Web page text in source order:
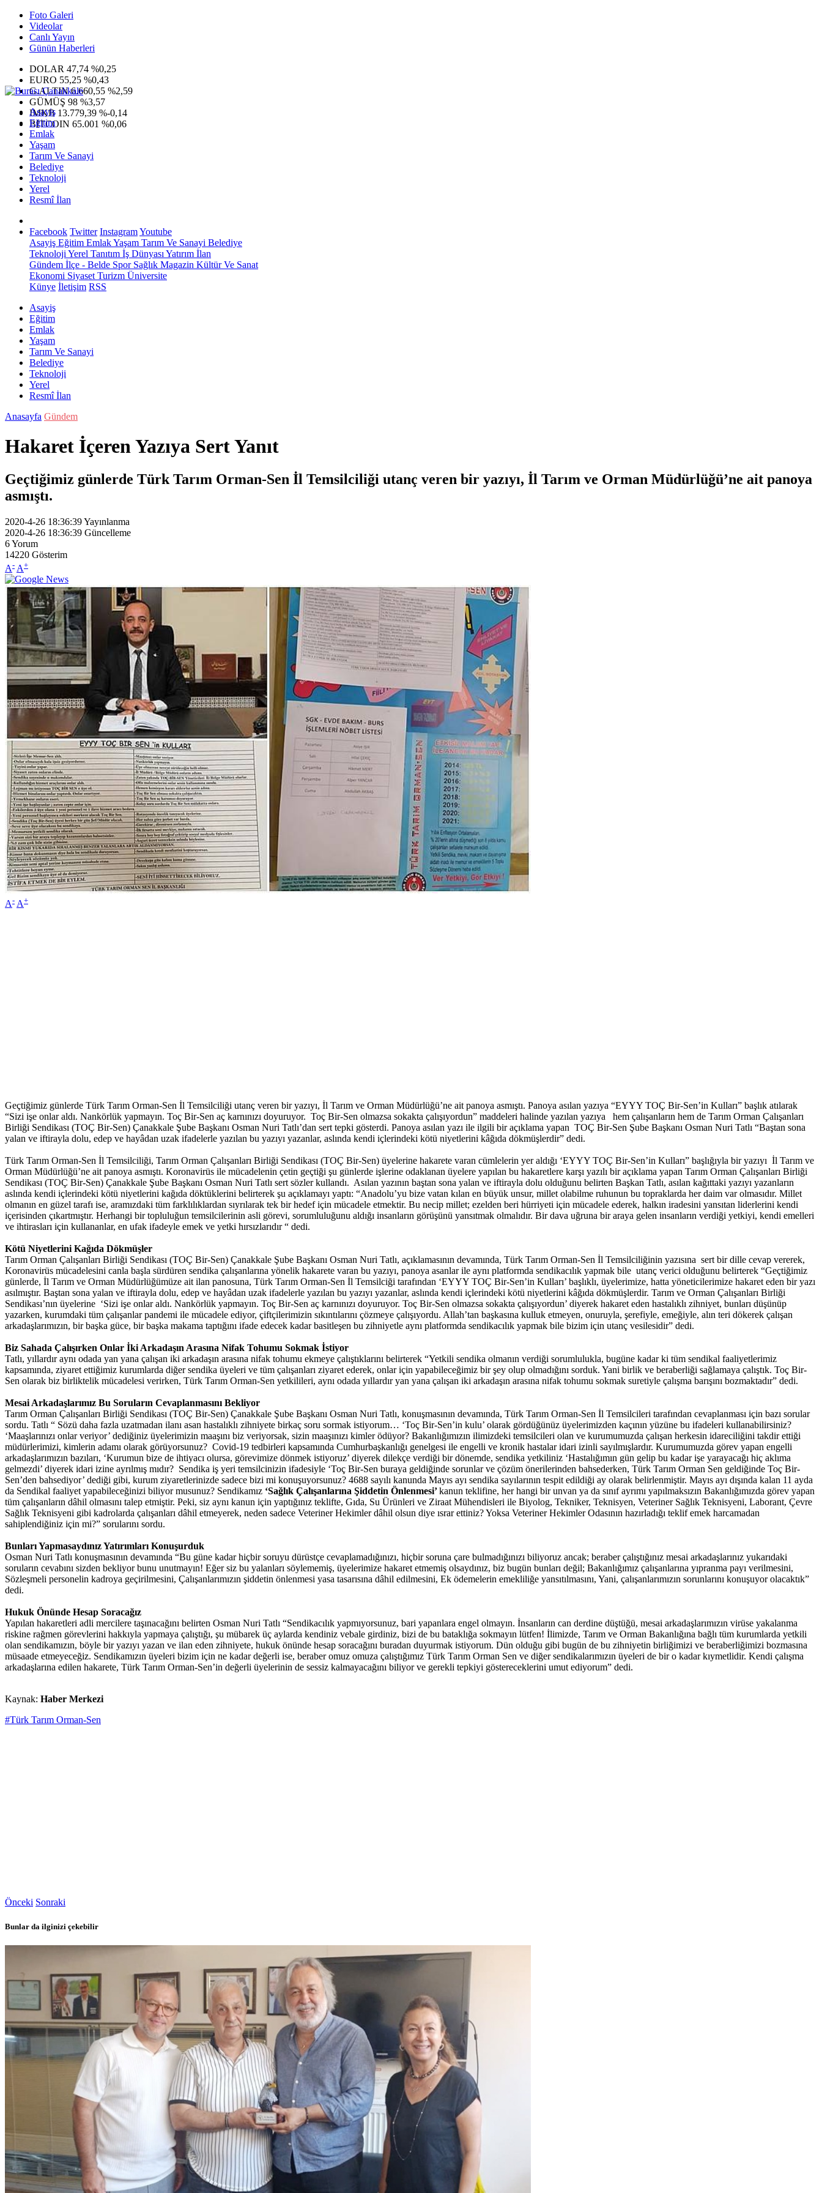
Foto Galeri
Videolar
Canlı Yayın
Günün Haberleri
DOLAR 47,74 %0,25
EURO 55,25 %0,43
G.ALTIN6.660,55 %2,59
GÜMÜŞ 98 %3,57
IMKB 13.779,39 %-0,14
BITCOIN 65.001 %0,06
Asayiş
Eğitim
Emlak
Yaşam
Tarım Ve Sanayi
Belediye
Teknoloji
Yerel
Resmî İlan
Facebook Twitter InstagramYoutube
Asayiş Eğitim EmlakYaşam Tarım Ve Sanayi Belediye
Teknoloji Yerel Tanıtım İş Dünyası Yatırım İlan
Gündem İlçe - Belde SporSağlık Magazin Kültür Ve Sanat
Ekonomi Siyaset Turizm Üniversite
Künye İletişim RSS
Asayiş
Eğitim
Emlak
Yaşam
Tarım Ve Sanayi
Belediye
Teknoloji
Yerel
Resmî İlan
Anasayfa Gündem
Hakaret İçeren Yazıya Sert Yanıt
Geçtiğimiz günlerde Türk Tarım Orman-Sen İl Temsilciliği utanç veren bir yazıyı, İl Tarım ve Orman Müdürlüğü’ne ait panoya
asmıştı.
2020-4-26 18:36:39Yayınlanma
2020-4-26 18:36:39 Güncelleme
6Yorum
14220 Gösterim
A- A+
A- A+
Geçtiğimiz günlerde Türk Tarım Orman-Sen İl Temsilciliği utanç veren bir yazıyı, İl Tarım ve Orman Müdürlüğü’ne ait panoya asmıştı. Panoya asılan yazıya “EYYY TOÇ Bir-Sen’in Kulları” başlık atılarak
“Sizi işe onlar aldı. Nankörlük yapmayın. Toç Bir-Sen aç karnınızı doyuruyor. Toç Bir-Sen olmazsa sokakta çalışıyordun” maddeleri halinde yazılan yazıya hem çalışanların hem de Tarım Orman Çalışanları
Birliği Sendikası (TOÇ Bir-Sen) Çanakkale Şube Başkanı Osman Nuri Tatlı’dan sert tepki gösterdi. Panoya asılan yazı ile ilgili bir açıklama yapan TOÇ Bir-Sen Şube Başkanı Osman Nuri Tatlı “Baştan sona
yalan ve iftirayla dolu, edep ve hayâdan uzak ifadelerle yazılan bu yazıyı yazanlar, aslında kendi içlerindeki kötü niyetlerini kâğıda dökmüşlerdir” dedi.
Türk Tarım Orman-Sen İl Temsilciliği, Tarım Orman Çalışanları Birliği Sendikası (TOÇ Bir-Sen) üyelerine hakarete varan cümlelerin yer aldığı ‘EYYY TOÇ Bir-Sen’in Kulları” başlığıyla bir yazıyı İl Tarım ve
Orman Müdürlüğü’ne ait panoya asmıştı. Koronavirüs ile mücadelenin çetin geçtiği şu günlerde işlerine odaklanan üyelere yapılan bu hakaretlere karşı yazılı bir açıklama yapan Tarım Orman Çalışanları Birliği
Sendikası (TOÇ Bir-Sen) Çanakkale Şube Başkanı Osman Nuri Tatlı sert sözler kullandı. Asılan yazının baştan sona yalan ve iftirayla dolu olduğunu belirten Başkan Tatlı, asılan kağıttaki yazıyı yazanların
aslında kendi içlerindeki kötü niyetlerini kağıda döktüklerini belirterek şu açıklamayı yaptı: “Anadolu’yu bize vatan kılan en büyük unsur, millet olabilme ruhunun bu topraklarda her daim var olmasıdır. Millet
olmanın en güzel tarafı ise, aramızdaki tüm farklılıklardan sıyrılarak tek bir hedef için mücadele etmektir. Bu necip millet; ezelden beri hürriyeti için mücadele ederek, halkın iradesini yansıtan liderlerini kendi
içerisinden çıkartmıştır. Herhangi bir topluluğun temsilcilerinin asli görevi, sorumluluğunu aldığı insanların görüşünü yansıtmak olmalıdır. Bir dava uğruna bir araya gelen insanların verdiği yetkiyi, kendi emelleri
ve ihtirasları için kullananlar, en ufak ifadeyle emek ve yetki hırsızlarıdır “ dedi.
Kötü Niyetlerini Kağıda Dökmüşler
Tarım Orman Çalışanları Birliği Sendikası (TOÇ Bir-Sen) Çanakkale Şube Başkanı Osman Nuri Tatlı, açıklamasının devamında, Türk Tarım Orman-Sen İl Temsilciliğinin yazısına sert bir dille cevap vererek,
Koronavirüs mücadelesini canla başla sürdüren sendika çalışanlarına yönelik hakarete varan bu yazıyı, panoya asanlar ile aynı platformda sendikacılık yapmak bile utanç verici olduğunu belirterek “Geçtiğimiz
günlerde, İl Tarım ve Orman Müdürlüğümüze ait ilan panosuna, Türk Tarım Orman-Sen İl Temsilciği tarafından ‘EYYY TOÇ Bir-Sen’in Kulları’ başlıklı, üyelerimize, hatta yöneticilerimize hakaret eden bir yazı
asılmıştır. Baştan sona yalan ve iftirayla dolu, edep ve hayâdan uzak ifadelerle yazılan bu yazıyı yazanlar, aslında kendi içlerindeki kötü niyetlerini kâğıda dökmüşlerdir. Tarım ve Orman Çalışanları Birliği
Sendikası’nın üyelerine ‘Sizi işe onlar aldı. Nankörlük yapmayın. Toç Bir-Sen aç karnınızı doyuruyor. Toç Bir-Sen olmazsa sokakta çalışıyordun’ diyerek hakaret eden hastalıklı zihniyet, bunları düşünüp
yazarken, kurumdaki tüm çalışanlar pandemi ile mücadele ediyor, çiftçilerimizin sıkıntılarını çözmeye çalışıyordu. Allah’tan başkasına kulluk etmeyen, onuruyla, şerefiyle, emeğiyle, alın teri dökerek çalışan
arkadaşlarımızın, bir başka güce, bir başka makama taptığını ifade edecek kadar basitleşen bu zihniyetle aynı platformda sendikacılık yapmak bile bizim için utanç vesilesidir” dedi.
Biz Sahada Çalışırken Onlar İki Arkadaşın Arasına Nifak Tohumu Sokmak İstiyor
Tatlı, yıllardır aynı odada yan yana çalışan iki arkadaşın arasına nifak tohumu ekmeye çalıştıklarını belirterek “Yetkili sendika olmanın verdiği sorumlulukla, bugüne kadar ki tüm sendikal faaliyetlerimiz
kapsamında, ziyaret ettiğimiz kurumlarda diğer sendika üyeleri ve tüm çalışanları ziyaret ederek, onlar için yapabileceğimiz bir şey olup olmadığını sorduk. Yani birlik ve beraberliği sağlamaya çalıştık. Toç Bir-
Sen olarak biz birliktelik mücadelesi verirken, Türk Tarım Orman-Sen yetkilileri, aynı odada yıllardır yan yana çalışan iki arkadaşın arasına nifak tohumu sokmak suretiyle çalışma barışını bozmaktadır” dedi.
Mesai Arkadaşlarımız Bu Soruların Cevaplanmasını Bekliyor
Tarım Orman Çalışanları Birliği Sendikası (TOÇ Bir-Sen) Çanakkale Şube Başkanı Osman Nuri Tatlı, konuşmasının devamında, Türk Tarım Orman-Sen İl Temsilcileri tarafından cevaplanması için bazı sorular
sordu. Tatlı “ Sözü daha fazla uzatmadan ilanı asan hastalıklı zihniyete birkaç soru sormak istiyorum… ‘Toç Bir-Sen’in kulu’ olarak gördüğünüz üyelerimizden kaçının yüzüne bu ifadeleri kullanabilirsiniz?
‘Maaşlarınızı onlar veriyor’ dediğiniz üyelerimizin maaşını biz veriyorsak, sizin maaşınızı kimler ödüyor? Bakanlığımızın ilimizdeki temsilcileri olan ve kurumumuzda çalışan herkesin idareciliğini takdir ettiği
müdürlerimizi, kimlerin adamı olarak görüyorsunuz? Covid-19 tedbirleri kapsamında Cumhurbaşkanlığı genelgesi ile engelli ve kronik hastalar idari izinli sayılmışlardır. Kurumumuzda görev yapan engelli
arkadaşlarımızın bazıları, ‘Kurumun bize de ihtiyacı olursa, görevimize dönmek istiyoruz’ diyerek dilekçe verdiği bir dönemde, sendika yetkiliniz ‘Hastalığımın gün gelip bu kadar işe yarayacağı hiç aklıma
gelmezdi’ diyerek idari izine ayrılmış mıdır? Sendika iş yeri temsilcinizin ifadesiyle ‘Toç Bir-Sen buraya geldiğinde sorunlar ve çözüm önerilerinden bahsederken, Türk Tarım Orman Sen geldiğinde Toç Bir-
Sen’den bahsediyor’ dediği gibi, kurum ziyaretlerinizde sadece bizi mi konuşuyorsunuz? 4688 sayılı kanunda Mayıs ayı sendika sayılarının tespit edildiği ay olarak belirlenmiştir. Mayıs ayı dışında kalan 11 ayda
da Sendikal faaliyet yapabileceğinizi biliyor musunuz? Sendikamız ‘Sağlık Çalışanlarına Şiddetin Önlenmesi’kanun teklifine, her hangi bir unvan ya da sınıf ayrımı yapılmaksızın Bakanlığımızda görev yapan
tüm çalışanların dâhil olmasını talep etmiştir. Peki, siz aynı kanun için yaptığınız teklifte, Gıda, Su Ürünleri ve Ziraat Mühendisleri ile Biyolog, Tekniker, Teknisyen, Veteriner Sağlık Teknisyeni, Laborant, Çevre
Sağlık Teknisyeni gibi kadrolarda çalışanları dâhil etmeyerek, neden sadece Veteriner Hekimler dâhil olsun diye ısrar ettiniz? Yoksa Veteriner Hekimler Odasının hazırladığı teklif emek harcamadan
sahiplendiğiniz için mi?” sorularını sordu.
Bunları Yapmasaydınız Yatırımları Konuşurduk
Osman Nuri Tatlı konuşmasının devamında “Bu güne kadar hiçbir soruyu dürüstçe cevaplamadığınızı, hiçbir soruna çare bulmadığınızı biliyoruz ancak; beraber çalıştığınız mesai arkadaşlarınız yukarıdaki
soruların cevabını sizden bekliyor bunu unutmayın! Eğer siz bu yalanları söylememiş, üyelerimize hakaret etmemiş olsaydınız, biz bugün bunları değil; Bakanlığımız çalışanlarına yıpranma payı verilmesini,
Sözleşmeli personelin kadroya geçirilmesini, Çalışanlarımızın şiddetin önlenmesi yasa tasarısına dâhil edilmesini, Ek ödemelerin emekliliğe yansıtılmasını, Yani, çalışanlarımızın sorunlarını konuşuyor olacaktık”
dedi.
Hukuk Önünde Hesap Soracağız
Yapılan hakaretleri adli mercilere taşınacağını belirten Osman Nuri Tatlı “Sendikacılık yapmıyorsunuz, bari yapanlara engel olmayın. İnsanların can derdine düştüğü, mesai arkadaşlarımızın virüse yakalanma
riskine rağmen görevlerini hakkıyla yapmaya çalıştığı, şu mübarek üç aylarda kendiniz vebale girdiniz, bizi de bu bataklığa sokmayın lütfen! İlimizde, Tarım ve Orman Bakanlığına bağlı tüm kurumlarda yetkili
olan sendikamızın, böyle bir yazıyı yazan ve ilan eden zihniyete, hukuk önünde hesap soracağını buradan duyurmak istiyorum. Dün olduğu gibi bugün de bu zihniyetin birliğimizi ve beraberliğimizi bozmasına
müsaade etmeyeceğiz. Sendikamızın üyeleri bizim için ne kadar değerli ise, beraber omuz omuza çalıştığımız Türk Tarım Orman Sen ve diğer sendikalarımızın üyeleri de bir o kadar kıymetlidir. Kendi çalışma
arkadaşlarına edilen hakarete, Türk Tarım Orman-Sen’in değerli üyelerinin de sessiz kalmayacağını biliyor ve gerekli tepkiyi göstereceklerini umut ediyorum” dedi.
Kaynak: Haber Merkezi
#Türk Tarım Orman-Sen
Önceki Sonraki
Bunlar da ilginizi çekebilir